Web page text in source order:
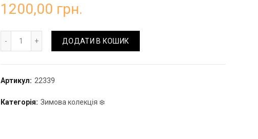
1200,00 грн.
ДОДАТИ В КОШИК
Артикул: 22339
Категорія: Зимова колекція ❄️